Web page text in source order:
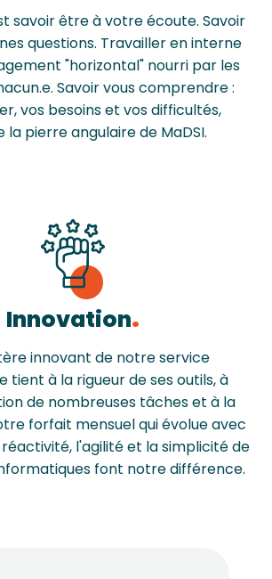
savoir être à votre écoute. Savoir
questions. Travailler en interne
"horizontal" nourri par les
Savoir vous comprendre :
vos besoins et vos difficultés,
la pierre angulaire de MaDSI.
Innovation
innovant de notre service
tient à la rigueur de ses outils, à
de nombreuses tâches et à la
forfait mensuel qui évolue avec
l'agilité et la simplicité de
font notre différence.